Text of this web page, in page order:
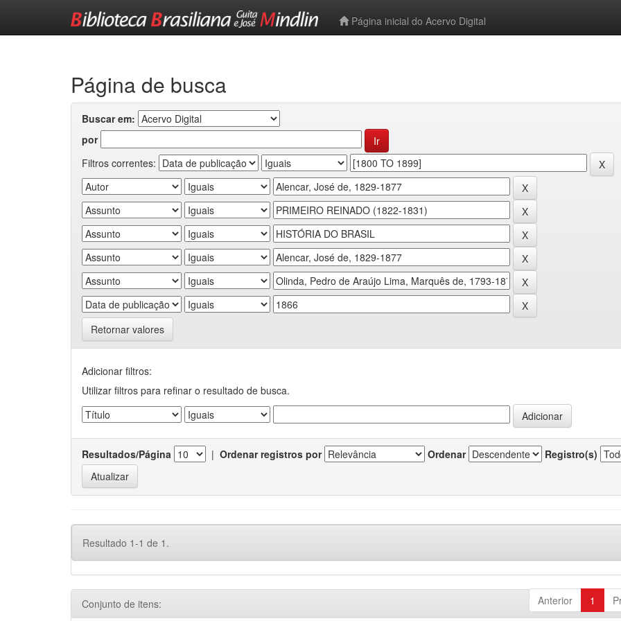
Página inicial do Acervo Digital
Página de busca
Buscar em:
por
Filtros correntes:
Retornar valores
Adicionar filtros:
Utilizar filtros para refinar o resultado de busca.
Resultados/Página | Ordenar registros por Ordenar Registro(s)
Resultado 1-1 de 1.
Anterior 1
Conjunto de itens: